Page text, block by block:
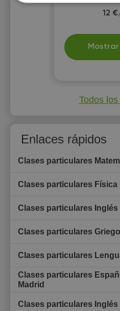
12
Mostrar
Todos
Enlaces rápidos
Clases particulares
Clases particulares Física
Clases particulares Inglés
Clases particulares
Clases particulares
Clases particulares
Madrid
Clases particulares Inglés